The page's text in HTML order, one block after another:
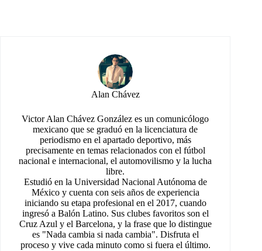
Alan Chávez
Victor Alan Chávez González es un comunicólogo
mexicano que se graduó en la licenciatura de
periodismo en el apartado deportivo, más
precisamente en temas relacionados con el fútbol
nacional e internacional, el automovilismo y la lucha
libre.
Estudió en la Universidad Nacional Autónoma de
México y cuenta con seis años de experiencia
iniciando su etapa profesional en el 2017, cuando
ingresó a Balón Latino. Sus clubes favoritos son el
Cruz Azul y el Barcelona, y la frase que lo distingue
es "Nada cambia si nada cambia". Disfruta el
proceso y vive cada minuto como si fuera el último.